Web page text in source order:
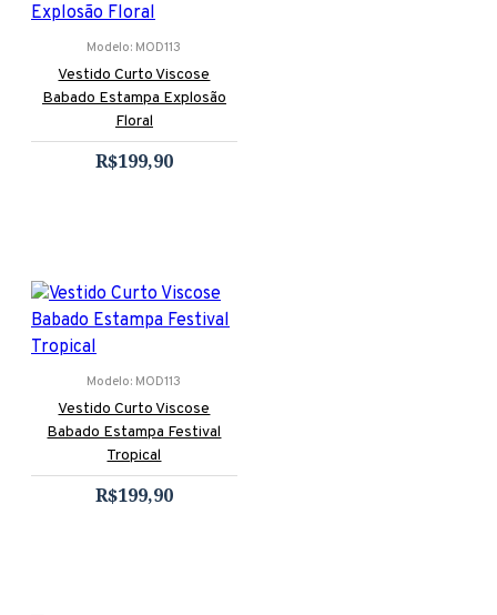
Modelo: MOD113
Vestido Curto Viscose
Babado Estampa Explosão
Floral
R$199,90
Modelo: MOD113
Vestido Curto Viscose
Babado Estampa Festival
Tropical
R$199,90